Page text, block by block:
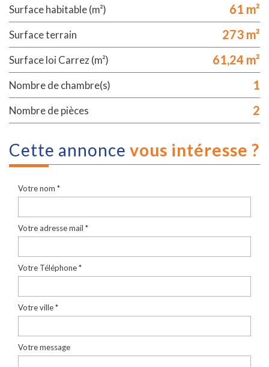
Surface habitable (m²) 61 m²
surface terrain 273 m²
Surface loi Carrez (m²) 61,24 m²
Nombre de chambre(s) 1
Nombre de pièces 2
cette annonce vous intéresse ?
Votre nom *
Votre adresse mail *
Votre Téléphone *
Votre ville *
Votre message